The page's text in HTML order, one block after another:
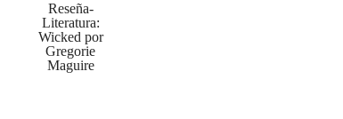
Reseña-
Literatura:
Wicked por
Gregorie
Maguire